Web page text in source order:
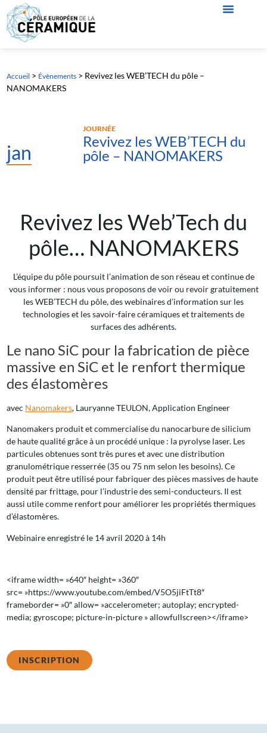
Accueil > Évènements > Revivez les WEB’TECH du pôle –
NANOMAKERS
jan
JOURNÉE
Revivez les WEB’TECH du
pôle – NANOMAKERS
Revivez les Web’Tech du
pôle… NANOMAKERS
L’équipe du pôle poursuit l’animation de son réseau et continue de
vous informer : nous vous proposons de voir ou revoir gratuitement
les WEB’TECH du pôle, des webinaires d’information sur les
technologies et les savoir-faire céramiques et traitements de
surfaces des adhérents.
Le nano SiC pour la fabrication de pièce
massive en SiC et le renfort thermique
des élastomères
avec Nanomakers, Lauryanne TEULON, Application Engineer
Nanomakers produit et commercialise du nanocarbure de silicium
de haute qualité grâce à un procédé unique : la pyrolyse laser. Les
particules obtenues sont très pures et avec une distribution
granulométrique resserrée (35 ou 75 nm selon les besoins). Ce
produit peut être utilisé pour fabriquer des pièces massives de haute
densité par frittage, pour l’industrie des semi-conducteurs. Il est
aussi utile comme renfort pour améliorer les propriétés thermiques
d’élastomères.
Webinaire enregistré le 14 avril 2020 à 14h
<iframe width= »640″ height= »360″
src= »https://www.youtube.com/embed/V5O5jiFtTt8″
frameborder= »0″ allow= »accelerometer; autoplay; encrypted-
media; gyroscope; picture-in-picture » allowfullscreen></iframe>
INSCRIPTION